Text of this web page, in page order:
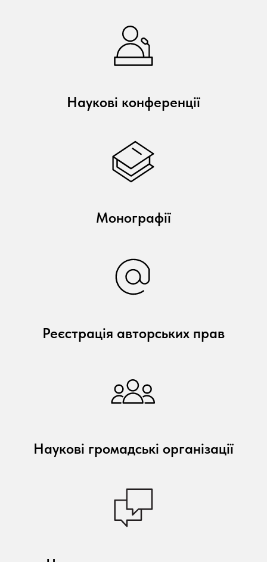
Наукові конференції
Монографії
Реєстрація авторських прав
Наукові громадські організації